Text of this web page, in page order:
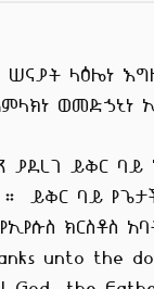
ሠናያት ላዕሌነ
ወመድኃኒነ
ያደረገ ይቅር
ይቅር ባይ
ክርስቶስ
unto the